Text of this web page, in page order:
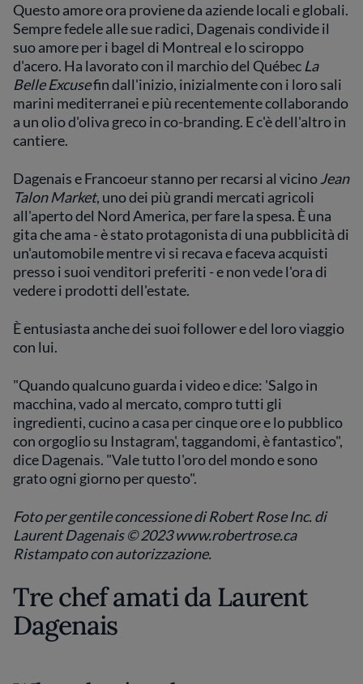
Questo amore ora proviene da aziende locali e globali.
Sempre fedele alle sue radici, Dagenais condivide il
suo amore per i bagel di Montreal e lo sciroppo
d'acero. Ha lavorato con il marchio del Québec La
Belle Excusefin dall'inizio, inizialmente con i loro sali
marini mediterranei e più recentemente collaborando
a un olio d'oliva greco in co-branding. E c'è dell'altro in
cantiere.
Dagenais e Francoeur stanno per recarsi al vicinoJean
Talon Market, uno dei più grandi mercati agricoli
all'aperto del Nord America, per fare la spesa. È una
gita che ama - è stato protagonista di una pubblicità di
un'automobile mentre vi si recava e faceva acquisti
presso i suoi venditori preferiti - e non vede l'ora di
vedere i prodotti dell'estate.
È entusiasta anche dei suoi follower e del loro viaggio
con lui.
"Quando qualcuno guarda i video e dice: 'Salgo in
macchina, vado al mercato, compro tutti gli
ingredienti, cucino a casa per cinque ore e lo pubblico
con orgoglio su Instagram', taggandomi, è fantastico",
dice Dagenais. "Vale tutto l'oro del mondo e sono
grato ogni giorno per questo".
Foto per gentile concessione di Robert Rose Inc. di
Laurent Dagenais © 2023 www.robertrose.ca
Ristampato con autorizzazione.
Tre chef amati da Laurent
Dagenais